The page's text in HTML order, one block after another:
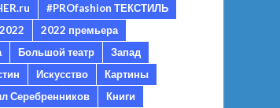
#PROfashion ТЕКСТИЛЬ
2022
2022 премьера
Большой театр
Запад
Искусство
Картины
Серебренников
Книги